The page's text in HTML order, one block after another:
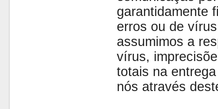
garantidamente
erros ou de
assumimos a
vírus,
totais na
nós através